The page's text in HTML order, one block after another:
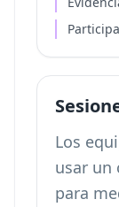
Los
usar un
para